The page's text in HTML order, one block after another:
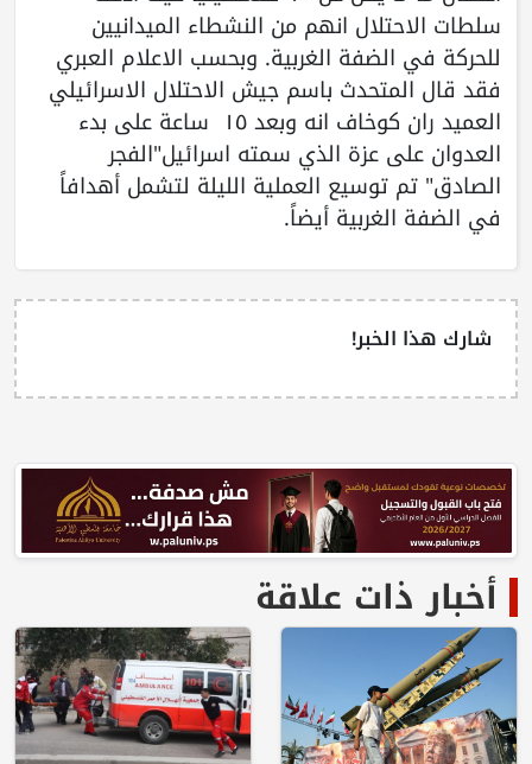
سلطات الاحتلال انهم من النشطاء الميدانيين
للحركة في الضفة الغربية. وبحسب الاعلام العبري
فقد قال المتحدث باسم جيش الاحتلال الاسرائيلي
العميد ران كوخاف انه وبعد ١٥ ساعة على بدء
العدوان على عزة الذي سمته اسرائيل"الفجر
الصادق" تم توسيع العملية الليلة لتشمل أهدافاً
في الضفة الغربية أيضاً.
شارك هذا الخبر!
أخبار ذات علاقة